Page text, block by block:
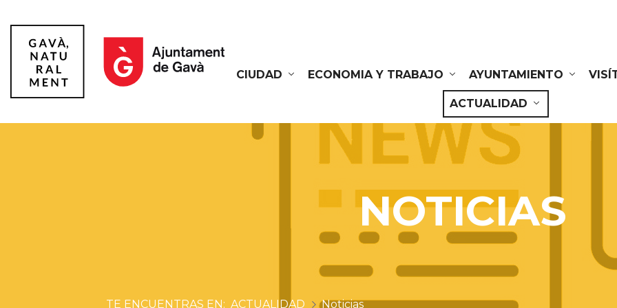
CIUDAD
ECONOMIA Y TRABAJO AYUNTAMIENTO
ACTUALIDAD
NOTICIAS
ACTUALIDAD Noticias